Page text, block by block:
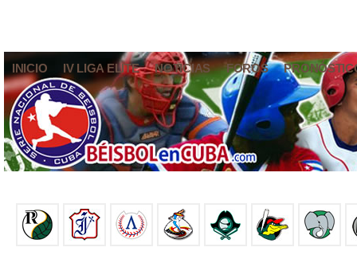
INICIO IV LIGA ELITE NOTICIAS FOROS